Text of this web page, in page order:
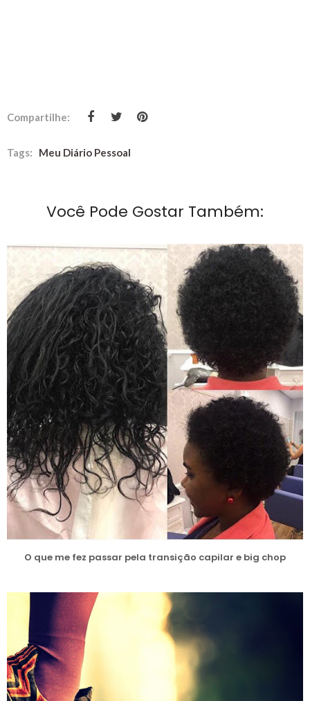
Compartilhe:
Tags: Meu Diário Pessoal
Você Pode Gostar Também:
O que me fez passar pela transição capilar e big chop